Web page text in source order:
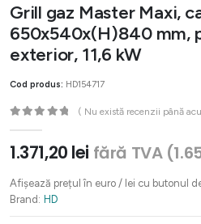
Grill gaz Master Maxi,
650x540x(H)840 mm,
exterior, 11,6 kW
Cod produs: HD154717
( Nu există recenzii până
1.371,20 lei fără TVA (
Afișează prețul în euro / lei cu butonul
Brand: HD